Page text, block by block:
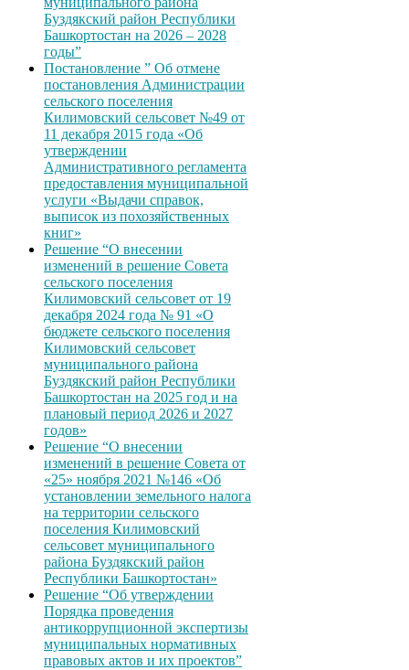
Буздякский район Республики
Башкортостан на 2026 – 2028
годы”
Постановление ” Об отмене
постановления Администрации
сельского поселения
Килимовский сельсовет №49 от
11 декабря 2015 года «Об
утверждении
Административного регламента
предоставления муниципальной
услуги «Выдачи справок,
выписок из похозяйственных
книг»
Решение “О внесении
изменений в решение Совета
сельского поселения
Килимовский сельсовет от 19
декабря 2024 года № 91 «О
бюджете сельского поселения
Килимовский сельсовет
муниципального района
Буздякский район Республики
Башкортостан на 2025 год и на
плановый период 2026 и 2027
годов»
Решение “О внесении
изменений в решение Совета от
«25» ноября 2021 №146 «Об
установлении земельного налога
на территории сельского
поселения Килимовский
сельсовет муниципального
района Буздякский район
Республики Башкортостан»
Решение “Об утверждении
Порядка проведения
антикоррупционной экспертизы
муниципальных нормативных
правовых актов и их проектов”